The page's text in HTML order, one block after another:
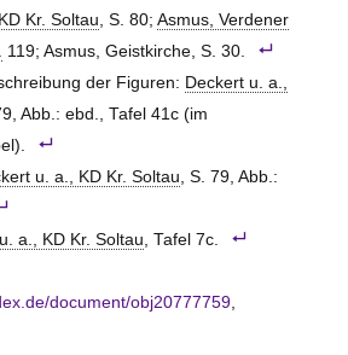
Kr. Soltau, S. 80; Asmus, Verdener
119; Asmus, Geistkirche, S. 30.
der Figuren: Deckert u. a.,
Abb.: ebd., Tafel 41c (im
u. a., KD Kr. Soltau, S. 79, Abb.:
a., KD Kr. Soltau, Tafel 7c.
document/obj20777759,